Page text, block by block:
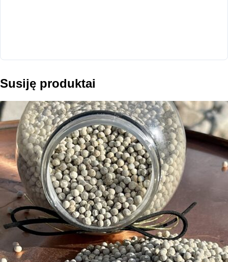
Susiję produktai